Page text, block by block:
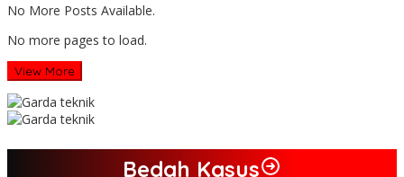
No More Posts Available.
No more pages to load.
View More
Bedah Kasus